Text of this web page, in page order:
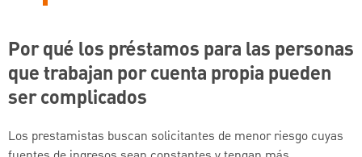
Por qué los préstamos para las personas
que trabajan por cuenta propia pueden
ser complicados
Los prestamistas buscan solicitantes de menor riesgo cuyas